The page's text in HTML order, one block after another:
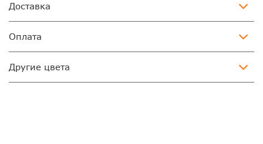
Доставка
Оплата
Другие цвета